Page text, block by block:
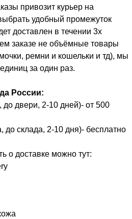
привозит курьер на
удобный промежуток
доставлен в течении 3х
заказе не объёмные товары
ремни и кошельки и тд), мы
за один раз.
России:
двери, 2-10 дней)- от 500
склада, 2-10 дня)- бесплатно
о доставке можно тут: